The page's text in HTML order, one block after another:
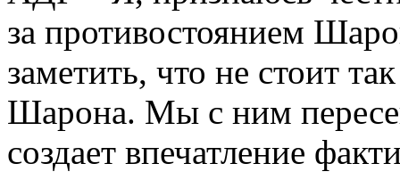
за противостоянием
заметить, что не стоит
Шарона. Мы с ним
создает впечатление